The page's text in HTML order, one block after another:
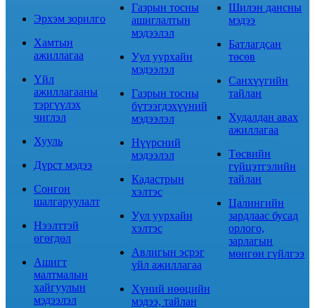
Эрхэм зорилго
Хамтын
ажиллагаа
Үйл
ажиллагааны
тэргүүлэх
чиглэл
Хууль
Дүрст мэдээ
Сонгон
шалгаруулалт
Нээлттэй
өгөгдөл
Ашигт
малтмалын
хайгуулын
мэдээлэл
Газрын тосны
ашиглалтын
мэдээлэл
Уул уурхайн
мэдээлэл
Газрын тосны
бүтээгдэхүүний
мэдээлэл
Нүүрсний
мэдээлэл
Кадастрын
хэлтэс
Уул уурхайн
хэлтэс
Авлигын эсрэг
үйл ажиллагаа
Хүний нөөцийн
мэдээ, тайлан
Шилэн дансны
мэдээ
Батлагдсан
төсөв
Санхүүгийн
тайлан
Худалдан авах
ажиллагаа
Төсвийн
гүйцэтгэлийн
тайлан
Цалингийн
зардлаас бусад
орлого,
зарлагын
мөнгөн гүйлгээ